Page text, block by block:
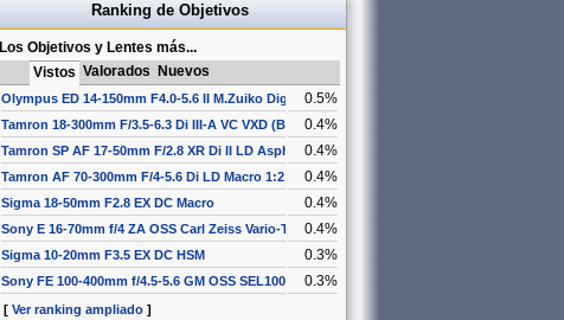
Ranking de Objetivos
Los Objetivos y Lentes más...
Vistos Valorados Nuevos
Olympus ED 14-150mm F4.0-5.6 II M.Zuiko Digital0.5%
Tamron 18-300mm F/3.5-6.3 Di III-A VC VXD (B061)0.4%
Tamron SP AF 17-50mm F/2.8 XR Di II LD Aspherical [IF]
0.4%
Tamron AF 70-300mm F/4-5.6 Di LD Macro 1:2 0.4%
Sigma 18-50mm F2.8 EX DC Macro 0.4%
Sony E 16-70mm f/4 ZA OSS Carl Zeiss Vario-Tessar T* SEL1670Z
0.4%
Sigma 10-20mm F3.5 EX DC HSM 0.3%
Sony FE 100-400mm f/4.5-5.6 GM OSS SEL100400GM
0.3%
[ Ver ranking ampliado ]